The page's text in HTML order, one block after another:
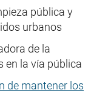
pública y
urbanos
de la
en la vía pública
de mantener los